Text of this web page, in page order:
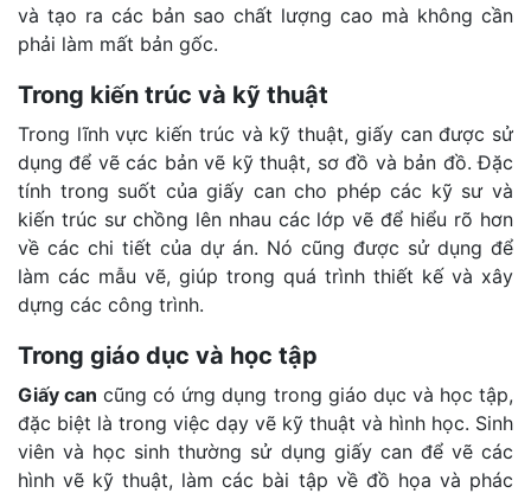
và tạo ra các bản sao chất lượng cao mà không cần
phải làm mất bản gốc.
Trong kiến trúc và kỹ thuật
Trong lĩnh vực kiến trúc và kỹ thuật, giấy can được sử
dụng để vẽ các bản vẽ kỹ thuật, sơ đồ và bản đồ. Đặc
tính trong suốt của giấy can cho phép các kỹ sư và
kiến trúc sư chồng lên nhau các lớp vẽ để hiểu rõ hơn
về các chi tiết của dự án. Nó cũng được sử dụng để
làm các mẫu vẽ, giúp trong quá trình thiết kế và xây
dựng các công trình.
Trong giáo dục và học tập
Giấy can cũng có ứng dụng trong giáo dục và học tập,
đặc biệt là trong việc dạy vẽ kỹ thuật và hình học. Sinh
viên và học sinh thường sử dụng giấy can để vẽ các
hình vẽ kỹ thuật, làm các bài tập về đồ họa và phác